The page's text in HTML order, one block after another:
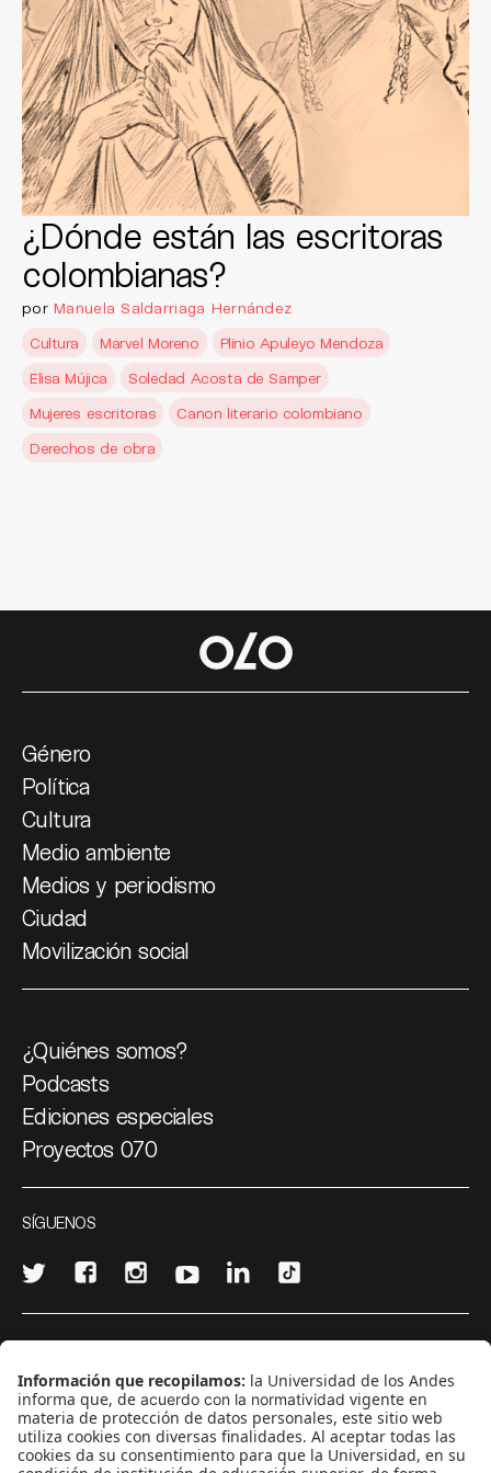
¿Dónde están las escritoras
colombianas?
por Manuela Saldarriaga Hernández
Cultura
Marvel Moreno
Plinio Apuleyo Mendoza
Elisa Mújica
Soledad Acosta de Samper
Mujeres escritoras
Canon literario colombiano
Derechos de obra
Género
Política
Cultura
Medio ambiente
Medios y periodismo
Ciudad
Movilización social
¿Quiénes somos?
Podcasts
Ediciones especiales
Proyectos 070
SÍGUENOS
CONTÁCTANOS
cerosetenta@uniandes.edu.co